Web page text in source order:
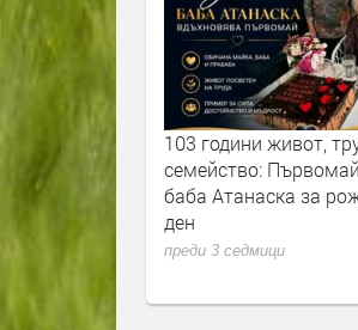
103 години живот,
семейство:
баба Атанаска за
ден
преди 3 седмици